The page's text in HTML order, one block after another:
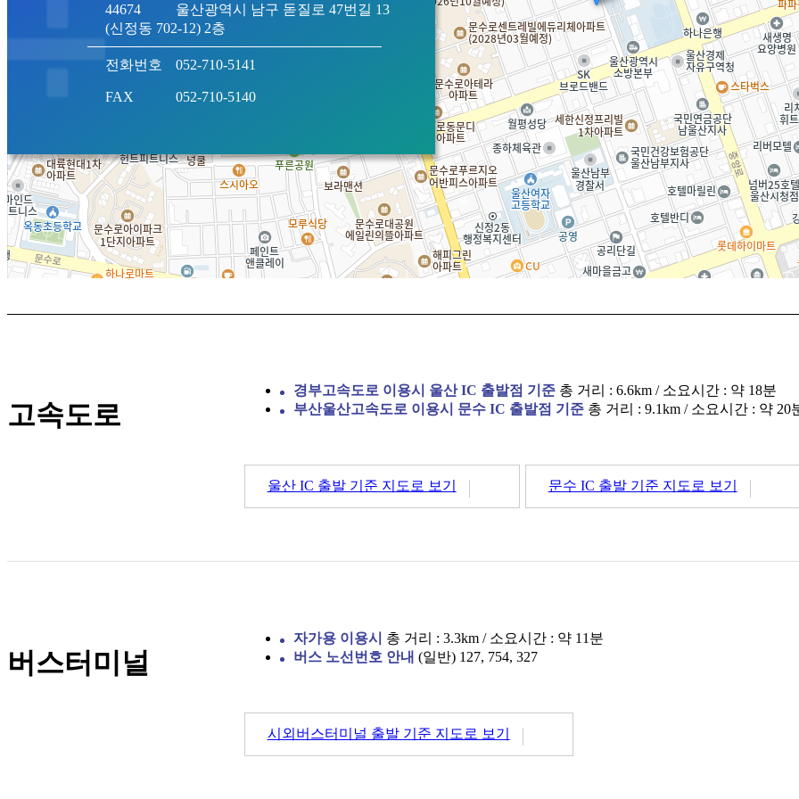
44674
울산광역시 남구 돋질로 47번길 13
(신정동 702-12) 2층
전화번호 052-710-5141
FAX 052-710-5140
고속도로
경부고속도로 이용시 울산 IC 출발점 기준총 거리 : 6.6km / 소요시간 : 약 18분
부산울산고속도로 이용시 문수 IC 출발점 기준총 거리 : 9.1km / 소요시간 : 약 20
울산 IC 출발 기준 지도로 보기 문수 IC 출발 기준 지도로 보기
버스터미널
자가용 이용시
총 거리 : 3.3km / 소요시간 : 약 11분
버스 노선번호 안내 (일반) 127, 754, 327
시외버스터미널 출발 기준 지도로 보기